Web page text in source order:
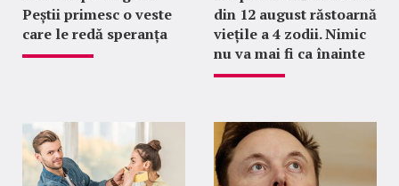
Peștii primesc o veste
care le redă speranța
din 12 august răstoarnă
viețile a 4 zodii. Nimic
nu va mai fi ca înainte